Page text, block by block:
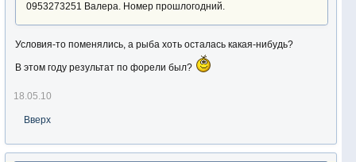
0953273251 Валера. Номер прошлогодний.
Условия-то поменялись, а рыба хоть осталась какая-нибудь?
В этом году результат по форели был?
18.05.10
Вверх